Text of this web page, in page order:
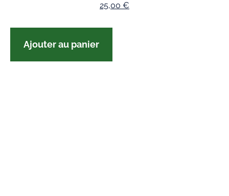
25,00 €
Ajouter au panier